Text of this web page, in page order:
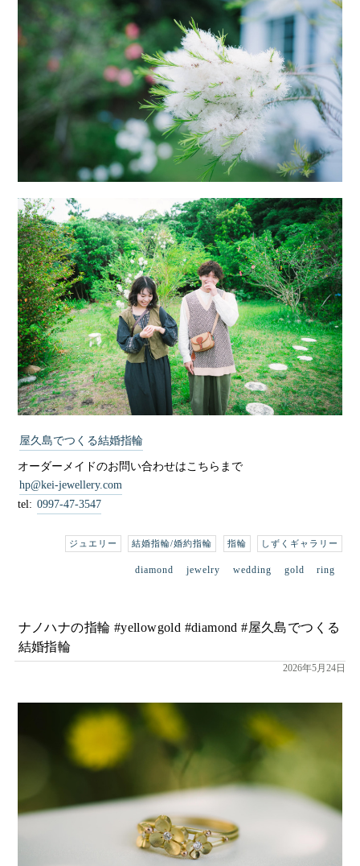
屋久島でつくる結婚指輪
オーダーメイドのお問い合わせはこちらまで
hp@kei-jewellery.com
tel: 0997-47-3547
ジュエリー 結婚指輪/婚約指輪 指輪 しずくギャラリー
diamond jewelry wedding gold ring
ナノハナの指輪 #yellowgold #diamond #屋久島でつくる
結婚指輪
2026年5月24日